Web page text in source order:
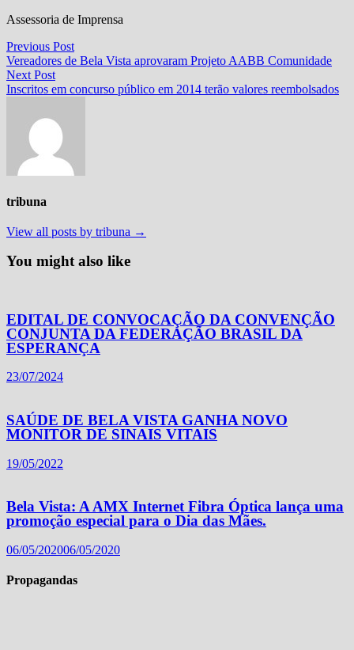
Assessoria de Imprensa
Navegação
de
Post
Previous PostPrevious
post:
Vereadores de Bela Vista aprovaram Projeto AABB Comunidade
Next PostNext
post:
Inscritos em concurso público em 2014 terão valores reembolsados
tribuna
View all posts by tribuna →
You might also like
EDITAL DE CONVOCAÇÃO DA CONVENÇÃO
CONJUNTA DA FEDERAÇÃO BRASIL DA
ESPERANÇA
23/07/2024
SAÚDE DE BELA VISTA GANHA NOVO
MONITOR DE SINAIS VITAIS
19/05/2022
Bela Vista: A AMX Internet Fibra Óptica lança uma
promoção especial para o Dia das Mães.
06/05/202006/05/2020
Propagandas